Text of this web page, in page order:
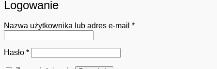
Logowanie
Nazwa użytkownika lub adres e-mail *Wymagane
Hasło *Wymagane